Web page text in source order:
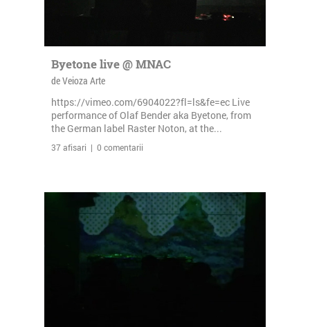
Byetone live @ MNAC
de Veioza Arte
https://vimeo.com/6904022?fl=ls&fe=ec Live
performance of Olaf Bender aka Byetone, from
the German label Raster Noton, at the...
37 afisari | 0 comentarii